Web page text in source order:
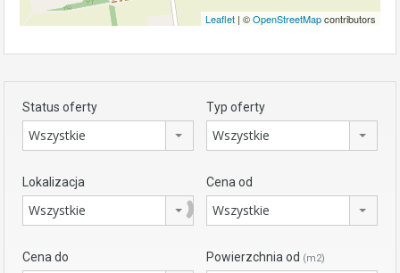
Leaflet | ©OpenStreetMapcontributors
Status oferty
Wszystkie
Typ oferty
Wszystkie
Lokalizacja
Wszystkie
Cena od
Wszystkie
Cena do Powierzchnia od (m2)